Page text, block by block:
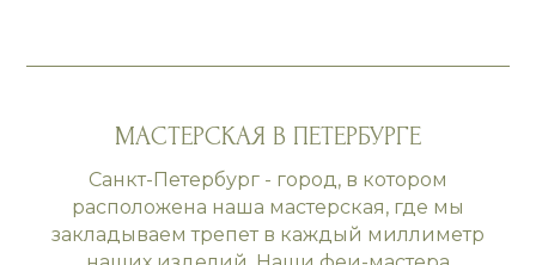
МАСТЕРСКАЯ В ПЕТЕРБУРГЕ
Санкт-Петербург - город, в котором
расположена наша мастерская, где мы
закладываем трепет в каждый миллиметр